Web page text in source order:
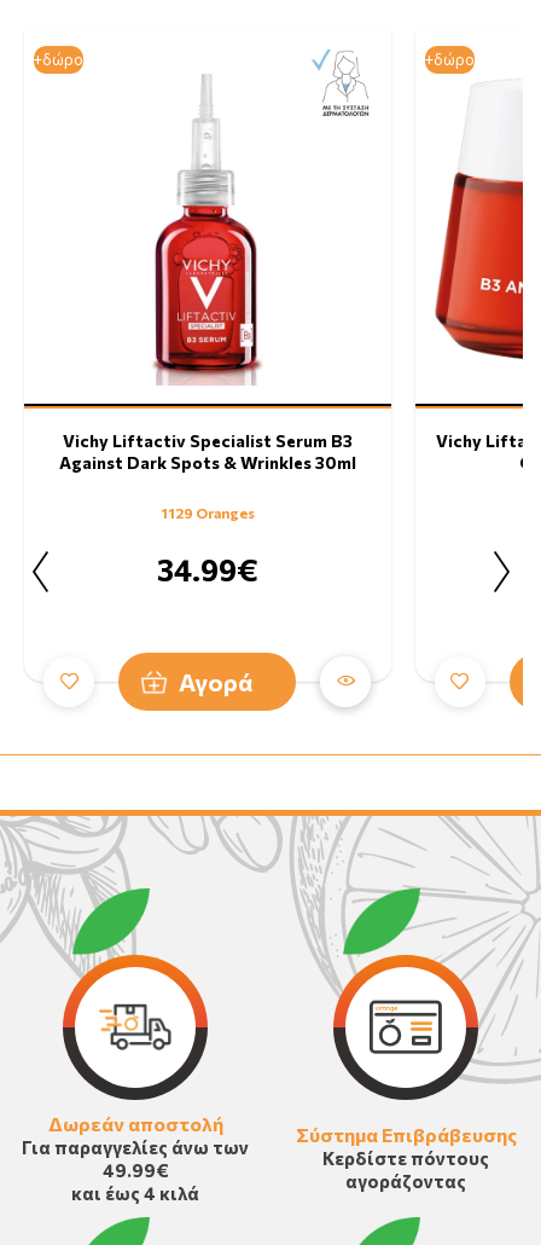
+δώρο
Vichy Liftactiv Specialist Serum B3
Against Dark Spots & Wrinkles 30ml
1129 Oranges
34.99€
Αγορά
+δώρο
Vichy
Δωρεάν αποστολή
Για παραγγελίες άνω των
49.99€
και έως 4 κιλά
Σύστημα Επιβράβευσης
Κερδίστε πόντους
αγοράζοντας